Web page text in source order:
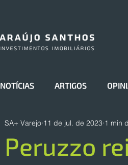
NOTÍCIAS ARTIGOS
Peruzzo
SA+ Varejo 11 de jul. de 2023 1 min